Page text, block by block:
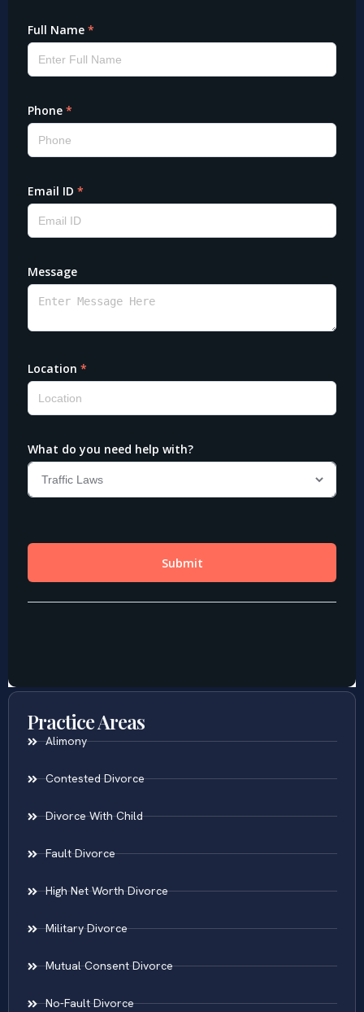
Practice Areas
Alimony
Contested Divorce
Divorce With Child
Fault Divorce
High Net Worth Divorce
Military Divorce
Mutual Consent Divorce
No-Fault Divorce